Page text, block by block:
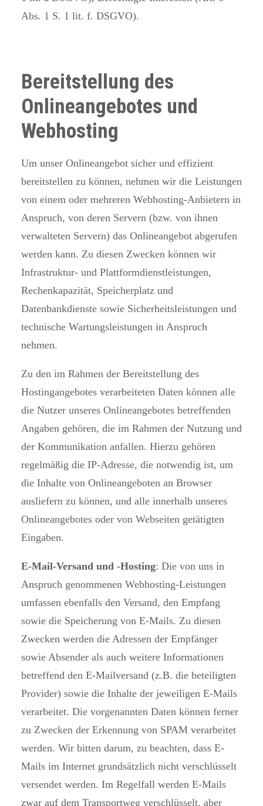
Abs. 1 S. 1 lit. f. DSGVO).
Bereitstellung des
Onlineangebotes und
Webhosting
Um unser Onlineangebot sicher und effizient
bereitstellen zu können, nehmen wir die Leistungen
von einem oder mehreren Webhosting-Anbietern in
Anspruch, von deren Servern (bzw. von ihnen
verwalteten Servern) das Onlineangebot abgerufen
werden kann. Zu diesen Zwecken können wir
Infrastruktur- und Plattformdienstleistungen,
Rechenkapazität, Speicherplatz und
Datenbankdienste sowie Sicherheitsleistungen und
technische Wartungsleistungen in Anspruch
nehmen.
Zu den im Rahmen der Bereitstellung des
Hostingangebotes verarbeiteten Daten können alle
die Nutzer unseres Onlineangebotes betreffenden
Angaben gehören, die im Rahmen der Nutzung und
der Kommunikation anfallen. Hierzu gehören
regelmäßig die IP-Adresse, die notwendig ist, um
die Inhalte von Onlineangeboten an Browser
ausliefern zu können, und alle innerhalb unseres
Onlineangebotes oder von Webseiten getätigten
Eingaben.
E-Mail-Versand und -Hosting: Die von uns in
Anspruch genommenen Webhosting-Leistungen
umfassen ebenfalls den Versand, den Empfang
sowie die Speicherung von E-Mails. Zu diesen
Zwecken werden die Adressen der Empfänger
sowie Absender als auch weitere Informationen
betreffend den E-Mailversand (z.B. die beteiligten
Provider) sowie die Inhalte der jeweiligen E-Mails
verarbeitet. Die vorgenannten Daten können ferner
zu Zwecken der Erkennung von SPAM verarbeitet
werden. Wir bitten darum, zu beachten, dass E-
Mails im Internet grundsätzlich nicht verschlüsselt
versendet werden. Im Regelfall werden E-Mails
zwar auf dem Transportweg verschlüsselt, aber